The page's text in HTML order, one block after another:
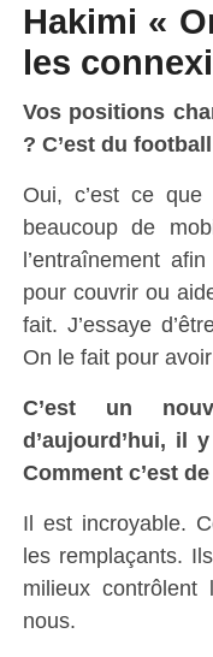
Hakimi «
les
Vos positions
? C’est du
Oui, c’est ce
beaucoup de
l’entraînement
pour couvrir ou
fait. J’essaye
On le fait pour
C’est un
d’aujourd’hui, il
Comment c’est
Il est incroyable.
les remplaçants.
milieux contrôlent
nous.